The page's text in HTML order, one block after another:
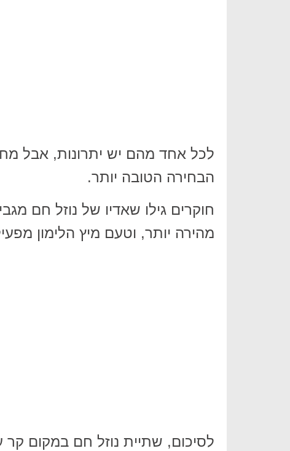
לכל אחד מהם יש יתרונות, אבל
הבחירה הטובה יותר.
חוקרים גילו שאדיו של נוזל חם
מהירה יותר, וטעם מיץ הלימון
לסיכום, שתיית נוזל חם במקום